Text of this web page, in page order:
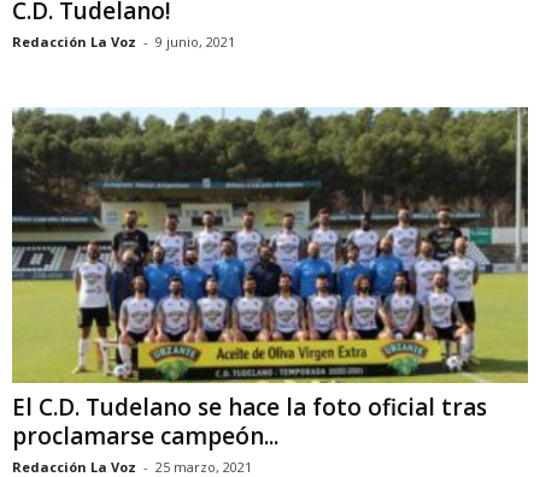
C.D. Tudelano!
Redacción La Voz - 9 junio, 2021
El C.D. Tudelano se hace la foto oficial tras
proclamarse campeón...
Redacción La Voz - 25 marzo, 2021